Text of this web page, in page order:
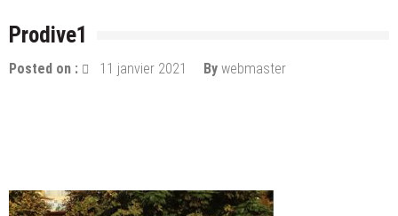
Prodive1
Posted on : 11 janvier 2021 By webmaster